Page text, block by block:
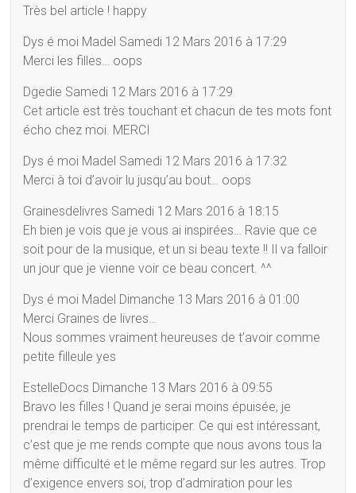
Très bel article ! happy
Dys é moi Madel Samedi 12 Mars 2016 à 17:29
Merci les filles… oops
Dgedie Samedi 12 Mars 2016 à 17:29
Cet article est très touchant et chacun de tes mots font
écho chez moi. MERCI
Dys é moi Madel Samedi 12 Mars 2016 à 17:32
Merci à toi d’avoir lu jusqu’au bout… oops
Grainesdelivres Samedi 12 Mars 2016 à 18:15
Eh bien je vois que je vous ai inspirées… Ravie que ce
soit pour de la musique, et un si beau texte !! Il va falloir
un jour que je vienne voir ce beau concert. ^^
Dys é moi Madel Dimanche 13 Mars 2016 à 01:00
Merci Graines de livres…
Nous sommes vraiment heureuses de t’avoir comme
petite filleule yes
EstelleDocs Dimanche 13 Mars 2016 à 09:55
Bravo les filles ! Quand je serai moins épuisée, je
prendrai le temps de participer. Ce qui est intéressant,
c’est que je me rends compte que nous avons tous la
même difficulté et le même regard sur les autres. Trop
d’exigence envers soi, trop d’admiration pour les